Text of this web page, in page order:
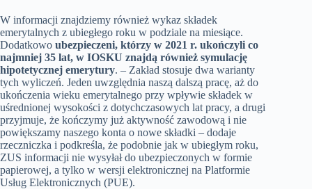
W informacji znajdziemy również wykaz składek
emerytalnych z ubiegłego roku w podziale na miesiące.
Dodatkowo ubezpieczeni, którzy w 2021 r. ukończyli co
najmniej 35 lat, w IOSKU znajdą również symulację
hipotetycznej emerytury. – Zakład stosuje dwa warianty
tych wyliczeń. Jeden uwzględnia naszą dalszą pracę, aż do
ukończenia wieku emerytalnego przy wpływie składek w
uśrednionej wysokości z dotychczasowych lat pracy, a drugi
przyjmuje, że kończymy już aktywność zawodową i nie
powiększamy naszego konta o nowe składki – dodaje
rzeczniczka i podkreśla, że podobnie jak w ubiegłym roku,
ZUS informacji nie wysyłał do ubezpieczonych w formie
papierowej, a tylko w wersji elektronicznej na Platformie
Usług Elektronicznych (PUE).